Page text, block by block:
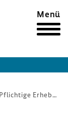
Menü
Pflichtige Erhebung und Nutzung personenbezogener Daten von Patientinnen nach Maßgabe des § 299 SGB V im Probebetrieb des sektorenübergreifenden Qualitätssicherungsverfahrens Konisation